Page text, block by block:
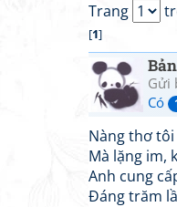
Trang
[1]
Gửi
Có
Nàng thơ
Mà lặng im,
Anh cung
Đáng trăm